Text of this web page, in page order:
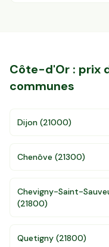
Côte-d'Or : prix
communes
Dijon (21000)
Chenôve (21300)
Chevigny-Saint-
(21800)
Quetigny (21800)
Accès gratuit illimité